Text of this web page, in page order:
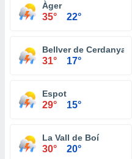
Àger
35° 22°
Bellver de Cerdanya
31° 17°
Espot
29° 15°
La Vall de Boí
30° 20°